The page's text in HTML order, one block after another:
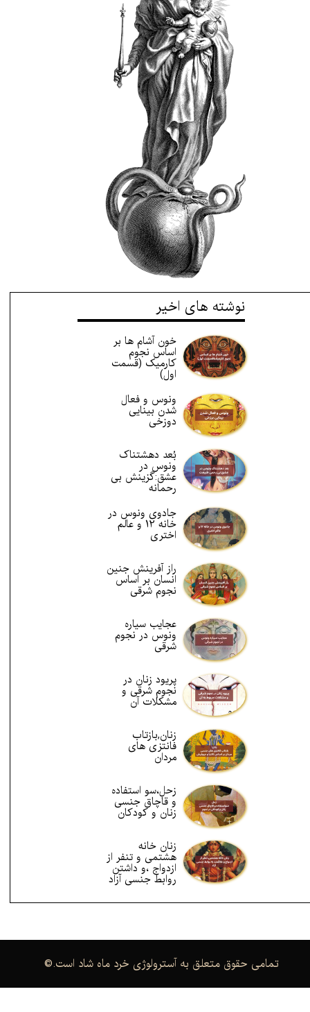
نوشته های اخیر
خون آشام ها بر
اساس نجوم
کارمیک (قسمت
اول)
ونوس و فعال
شدن بینایی
دوزخی
بُعد دهشتناک
ونوس در
عشق:گزینش بی
رحمانه
جادوی ونوس در
خانه 12 و عالم
اختری
راز آفرینش جنین
انسان بر اساس
نجوم شرقی
عجایب سیاره
ونوس در نجوم
شرقی
پریود زنان در
نجوم شرقی و
مشکلات آن
زنان,بازتاب
فانتزی های
مردان
زحل،سو استفاده
و قاچاق جنسی
زنان و کودکان
زنان خانه
هشتمی و تنفر از
ازدواج ،و داشتن
روابط جنسی آزاد
© .تمامی حقوق متعلق به آسترولوژی خرد ماه شاد است